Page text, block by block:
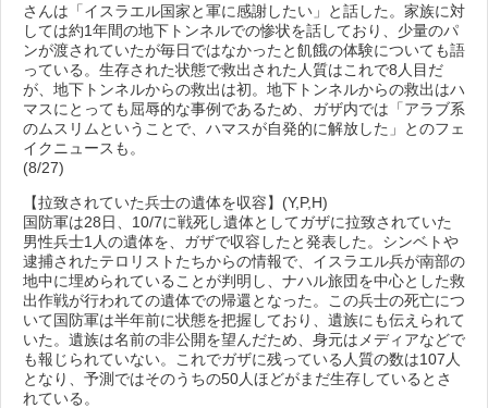
さんは「イスラエル国家と軍に感謝したい」と話した。家族に対
しては約1年間の地下トンネルでの惨状を話しており、少量のパ
ンが渡されていたが毎日ではなかったと飢餓の体験についても語
っている。生存された状態で救出された人質はこれで8人目だ
が、地下トンネルからの救出は初。地下トンネルからの救出はハ
マスにとっても屈辱的な事例であるため、ガザ内では「アラブ系
のムスリムということで、ハマスが自発的に解放した」とのフェ
イクニュースも。
(8/27)
【拉致されていた兵士の遺体を収容】(Y,P,H)
国防軍は28日、10/7に戦死し遺体としてガザに拉致されていた
男性兵士1人の遺体を、ガザで収容したと発表した。シンベトや
逮捕されたテロリストたちからの情報で、イスラエル兵が南部の
地中に埋められていることが判明し、ナハル旅団を中心とした救
出作戦が行われての遺体での帰還となった。この兵士の死亡につ
いて国防軍は半年前に状態を把握しており、遺族にも伝えられて
いた。遺族は名前の非公開を望んだため、身元はメディアなどで
も報じられていない。これでガザに残っている人質の数は107人
となり、予測ではそのうちの50人ほどがまだ生存しているとさ
れている。